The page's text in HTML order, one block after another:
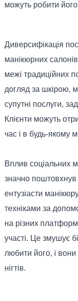
можуть робити
Диверсифікація
манікюрних
межі традиційних
догляд за шкірою,
супутні послуги,
Клієнти можуть
час і в будь-якому
Вплив соціальних
значно поштовхнув
ентузіасти
техніками за
на різних
участі. Це змушує
любити його, і вони
нігтів.